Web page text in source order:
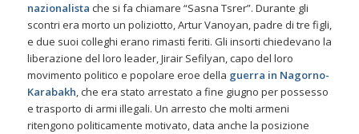
nazionalista che si fa chiamare “Sasna Tsrer”. Durante gli
scontri era morto un poliziotto, Artur Vanoyan, padre di tre figli,
e due suoi colleghi erano rimasti feriti. Gli insorti chiedevano la
liberazione del loro leader, Jirair Sefilyan, capo del loro
movimento politico e popolare eroe della guerra in Nagorno-
Karabakh, che era stato arrestato a fine giugno per possesso
e trasporto di armi illegali. Un arresto che molti armeni
ritengono politicamente motivato, data anche la posizione